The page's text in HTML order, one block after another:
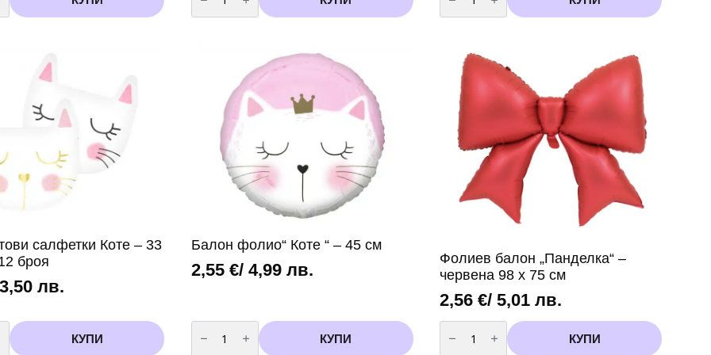
Свещи
за
Хартиени
сламки
броя
салфетки Коте – 33
броя
лв.
КУПИ
Балон фолио“ Коте “ – 45 см
2,55 €/ 4,99 лв.
количество
за
Балон
КУПИ
Фолиев балон „Панделка“ –
червена 98 х 75 см
2,56€/ 5,01 лв.
количество
за
Фолиев
КУПИ